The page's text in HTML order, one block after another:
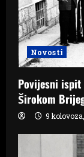
Novosti
Povijesni ispit
Širokom
9